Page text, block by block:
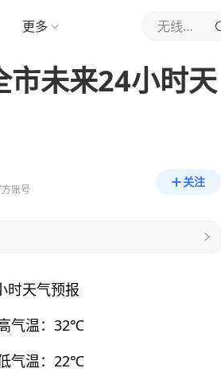
更多 无线石家庄
市未来24小时天
账号
关注
时天气预报
气温：32℃
气温：22℃